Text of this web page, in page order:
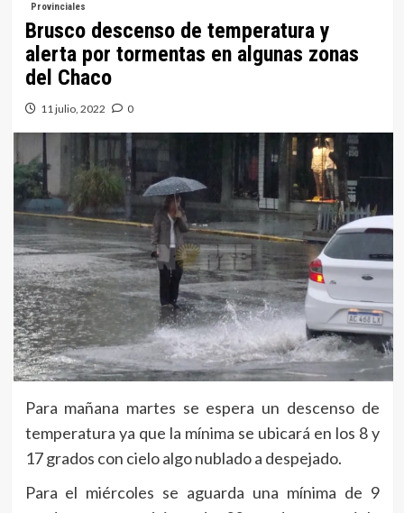
Provinciales
Brusco descenso de temperatura y
alerta por tormentas en algunas zonas
del Chaco
11 julio, 2022 0
Para mañana martes se espera un descenso de
temperatura ya que la mínima se ubicará en los 8 y
17 grados con cielo algo nublado a despejado.
Para el miércoles se aguarda una mínima de 9